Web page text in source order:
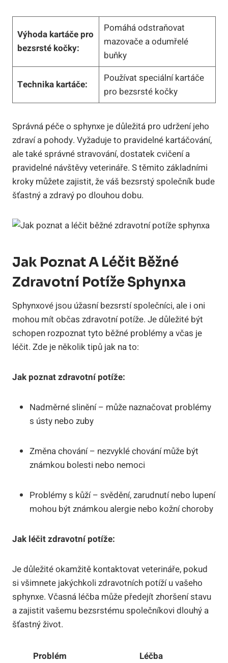
Výhoda kartáče pro
bezsrsté kočky:
Pomáhá odstraňovat
mazovače a odumřelé
buňky
Technika kartáče:
Používat speciální kartáče
pro bezsrsté kočky
Správná péče o sphynxe je důležitá pro udržení jeho
zdraví a pohody. Vyžaduje to pravidelné kartáčování,
ale také správné stravování, dostatek cvičení a
pravidelné návštěvy veterináře. S těmito základními
kroky můžete zajistit, že váš bezsrstý společník bude
šťastný a zdravý po dlouhou dobu.
Jak Poznat A Léčit Běžné
Zdravotní Potíže Sphynxa
Sphynxové jsou úžasní bezsrstí společníci, ale i oni
mohou mít občas zdravotní potíže. Je důležité být
schopen rozpoznat tyto běžné problémy a včas je
léčit. Zde je několik tipů jak na to:
Jak poznat zdravotní potíže:
Nadměrné slinění – může naznačovat problémy
s ústy nebo zuby
Změna chování – nezvyklé chování může být
známkou bolesti nebo nemoci
Problémy s kůží – svědění, zarudnutí nebo lupení
mohou být známkou alergie nebo kožní choroby
Jak léčit zdravotní potíže:
Je důležité okamžitě kontaktovat veterináře, pokud
si všimnete jakýchkoli zdravotních potíží u vašeho
sphynxe. Včasná léčba může předejít zhoršení stavu
a zajistit vašemu bezsrstému společníkovi dlouhý a
šťastný život.
Problém
Léčba